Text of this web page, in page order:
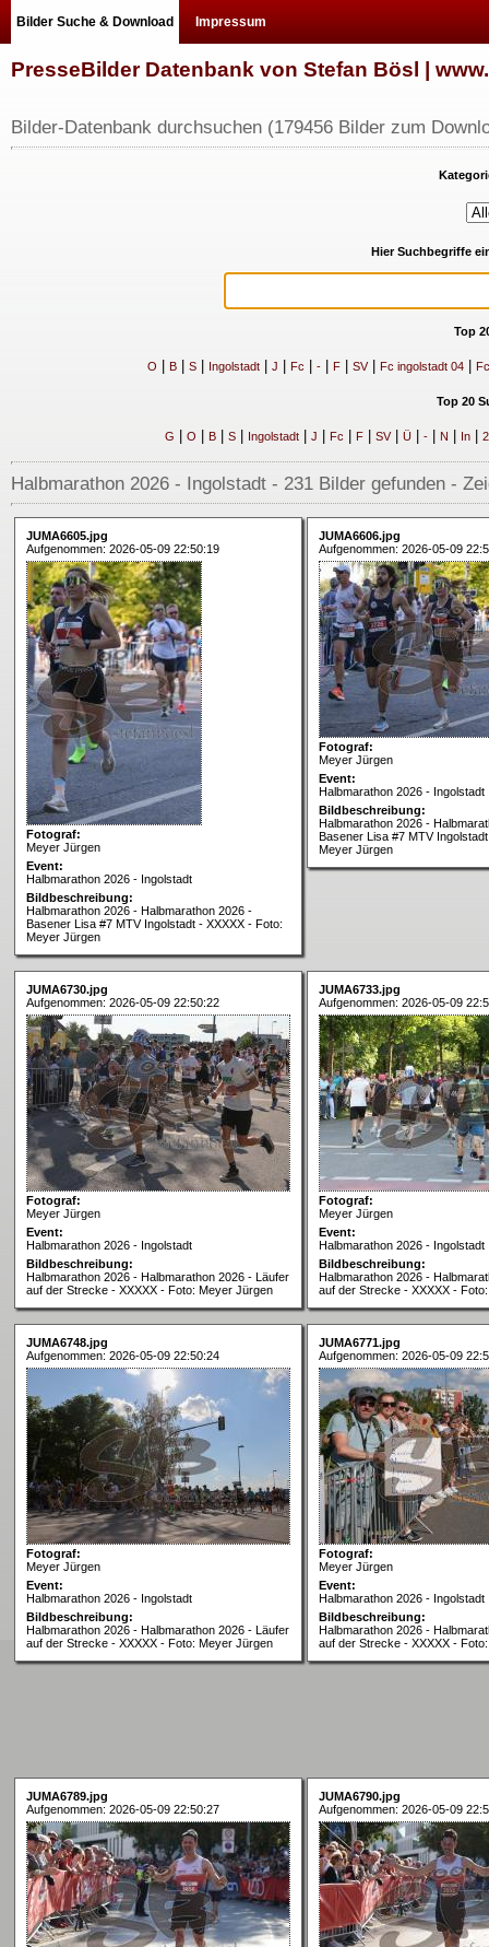
Bilder Suche & Download Impressum
PresseBilder Datenbank von Stefan Bösl |
Bilder-Datenbank durchsuchen (179456 Bilder zum
Hier Suchbegriffe
Top
O B| S| Ingolstadt| J Fc -| F| SV| Fc ingolstadt 04|
Top 20
G O B| S| Ingolstadt| J Fc F| SV| Ü| -| N In| 2
Halbmarathon 2026 - Ingolstadt - 231 Bilder gefunden -
JUMA6605.jpg
Aufgenommen: 2026-05-09 22:50:19
Fotograf:
Meyer Jürgen
Event:
Halbmarathon 2026 - Ingolstadt
Bildbeschreibung:
Halbmarathon 2026 - Halbmarathon 2026 -
Basener Lisa #7 MTV Ingolstadt - XXXXX - Foto:
Meyer Jürgen
JUMA6606.jpg
Aufgenommen: 2026-05-09
Fotograf:
Meyer Jürgen
Event:
Halbmarathon 2026 - Ingolstadt
Bildbeschreibung:
Halbmarathon 2026 -
Basener Lisa #7 MTV
Meyer Jürgen
JUMA6730.jpg
Aufgenommen: 2026-05-09 22:50:22
Fotograf:
Meyer Jürgen
Event:
Halbmarathon 2026 - Ingolstadt
Bildbeschreibung:
Halbmarathon 2026 - Halbmarathon 2026 - Läufer
auf der Strecke - XXXXX - Foto: Meyer Jürgen
JUMA6733.jpg
Aufgenommen: 2026-05-09
Fotograf:
Meyer Jürgen
Event:
Halbmarathon 2026 - Ingolstadt
Bildbeschreibung:
Halbmarathon 2026 -
auf der Strecke - XXXXX -
JUMA6748.jpg
Aufgenommen: 2026-05-09 22:50:24
Fotograf:
Meyer Jürgen
Event:
Halbmarathon 2026 - Ingolstadt
Bildbeschreibung:
Halbmarathon 2026 - Halbmarathon 2026 - Läufer
auf der Strecke - XXXXX - Foto: Meyer Jürgen
JUMA6771.jpg
Aufgenommen: 2026-05-09
Fotograf:
Meyer Jürgen
Event:
Halbmarathon 2026 - Ingolstadt
Bildbeschreibung:
Halbmarathon 2026 -
auf der Strecke - XXXXX -
JUMA6789.jpg
Aufgenommen: 2026-05-09 22:50:27
JUMA6790.jpg
Aufgenommen: 2026-05-09